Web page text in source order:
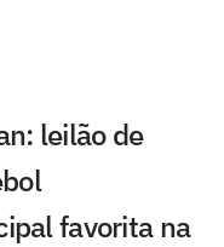
leilão de
favorita na